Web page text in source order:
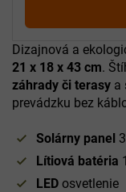
Dizajnová a
21 x 18 x 43 cm.
záhrady či terasy a
prevádzku bez
Solárny panel
Lítiová batéria
LED osvetlenie